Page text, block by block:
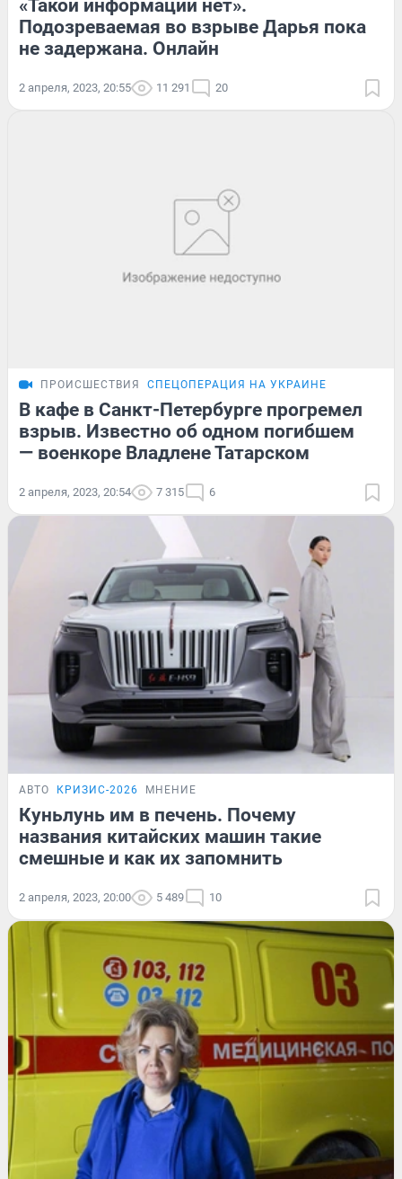
«Такой информации нет».
Подозреваемая во взрыве Дарья пока
не задержана. Онлайн
2 апреля, 2023, 20:55 11 291 20
ПРОИСШЕСТВИЯ СПЕЦОПЕРАЦИЯ НА УКРАИНЕ
В кафе в Санкт-Петербурге прогремел
взрыв. Известно об одном погибшем
— военкоре Владлене Татарском
2 апреля, 2023, 20:54 7 315 6
АВТО КРИЗИС-2026 МНЕНИЕ
Куньлунь им в печень. Почему
названия китайских машин такие
смешные и как их запомнить
2 апреля, 2023, 20:00 5 489 10